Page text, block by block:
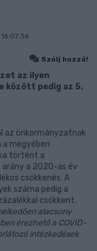
Szólj hozzá!
az ilyen
között pedig az 5.
az önkormányzatnak
megyében
történt a
arány a 2020-as év
csökkenés. A
száma pedig a
csökkent.
alacsony
érezhető a COVID-
intézkedések